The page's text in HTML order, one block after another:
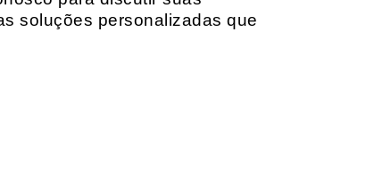
soluções personalizadas que